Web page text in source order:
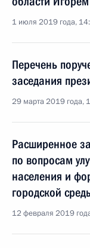
1 июля 2019 года,
Перечень
заседания
29 марта 2019 года,
Расширенное
по вопросам
населения и
городской
12 февраля 2019